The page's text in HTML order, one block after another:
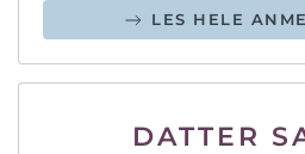
LES HELE
DATTER